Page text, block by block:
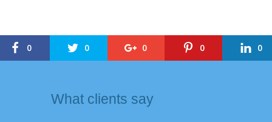
0 0 0 0 0
What clients say